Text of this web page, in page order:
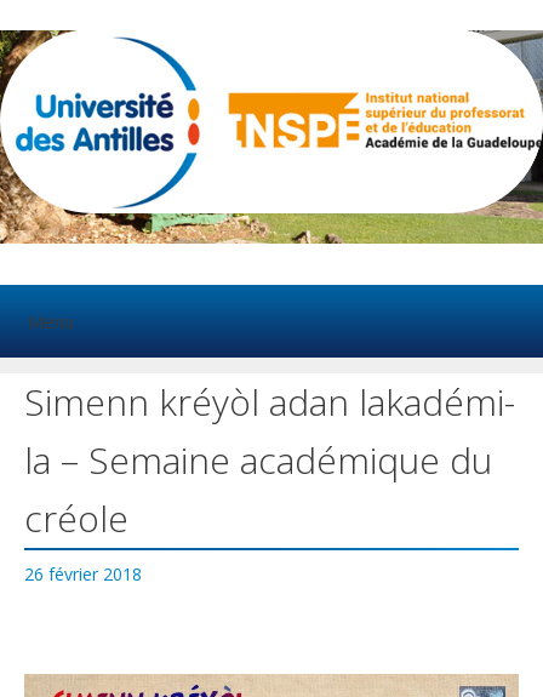
au
contenu
Menu
Simenn kréyòl adan lakadémi-
la – Semaine académique du
créole
26 février 2018